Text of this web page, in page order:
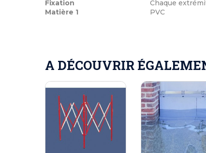
Fixation
Chaque
Matière 1
PVC
A DÉCOUVRIR